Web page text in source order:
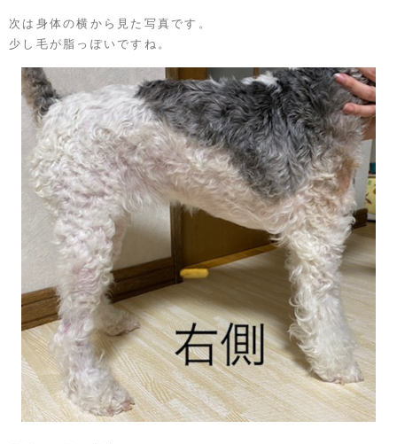
次は身体の横から見た写真です。
少し毛が脂っぽいですね。